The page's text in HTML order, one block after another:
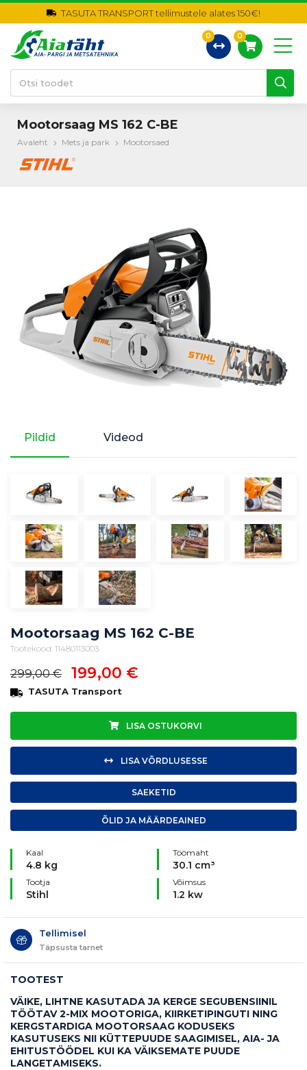
TASUTA TRANSPORT tellimustele alates 150€!
0 0
Mootorsaag MS 162 C-BE
Avaleht Mets ja park Mootorsaed
Pildid Videod
Mootorsaag MS 162 C-BE
Tootekood: 11480113003
299,00€ 199,00 €
TASUTA Transport
LISA OSTUKORVI
LISA VÕRDLUSESSE
SAEKETID
ÕLID JA MÄÄRDEAINED
Kaal
4.8 kg
Töömaht
30.1 cm³
Tootja
Stihl
Võimsus
1.2 kw
Tellimisel
Täpsusta tarnet
TOOTEST
VÄIKE, LIHTNE KASUTADA JA KERGE SEGUBENSIINIL
TÖÖTAV 2-MIX MOOTORIGA, KIIRKETIPINGUTI NING
KERGSTARDIGA MOOTORSAAG KODUSEKS
KASUTUSEKS NII KÜTTEPUUDE SAAGIMISEL, AIA- JA
EHITUSTÖÖDEL KUI KA VÄIKSEMATE PUUDE
LANGETAMISEKS.